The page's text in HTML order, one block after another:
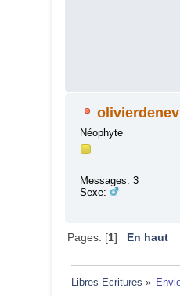
Néophyte
Messages: 3
Sexe:
Pages: [1]
En haut
Libres Ecritures »